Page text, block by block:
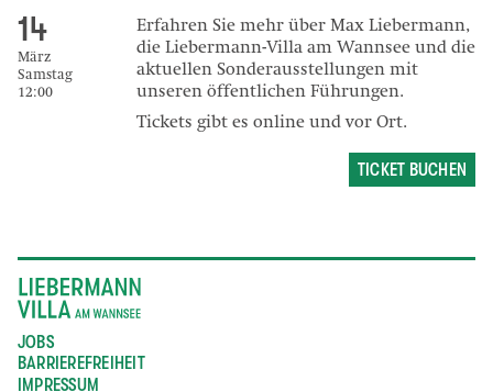
Erfahren Sie mehr über Max Liebermann,
die Liebermann-Villa am Wannsee und die
aktuellen Sonderausstellungen mit
unseren öffentlichen Führungen.
Tickets gibt es online und vor Ort.
14
März
Samstag
12:00
TICKET BUCHEN
JOBS
BARRIEREFREIHEIT
IMPRESSUM